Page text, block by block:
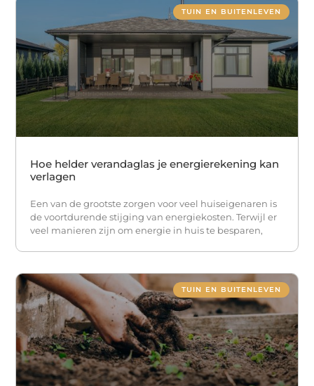
TUIN EN BUITENLEVEN
Hoe helder verandaglas je energierekening kan
verlagen
Een van de grootste zorgen voor veel huiseigenaren is
de voortdurende stijging van energiekosten. Terwijl er
veel manieren zijn om energie in huis te besparen,
TUIN EN BUITENLEVEN